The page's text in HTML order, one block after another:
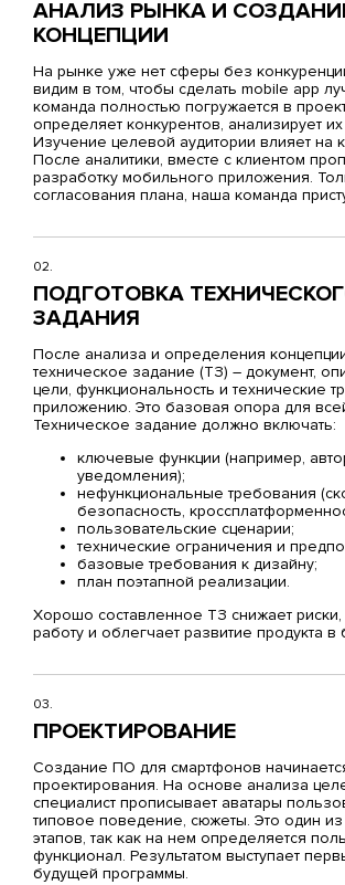
АНАЛИЗ РЫНКА И
КОНЦЕПЦИИ
На рынке уже нет сферы без
видим в том, чтобы сделать mobile app
команда полностью погружается в
определяет конкурентов, анализирует
Изучение целевой аудитории влияет на
После аналитики, вместе с клиентом
разработку мобильного приложения.
согласования плана, наша команда
02.
ПОДГОТОВКА
ЗАДАНИЯ
После анализа и определения
техническое задание (ТЗ) – документ,
цели, функциональность и технические
приложению. Это базовая опора для
Техническое задание должно включать:
ключевые функции (например,
уведомления);
нефункциональные требования
безопасность,
пользовательские сценарии;
технические ограничения и
базовые требования к дизайну;
план поэтапной реализации.
Хорошо составленное ТЗ снижает риски,
работу и облегчает развитие продукта в
03.
ПРОЕКТИРОВАНИЕ
Создание ПО для смартфонов
проектирования. На основе анализа
специалист прописывает аватары
типовое поведение, сюжеты. Это один
этапов, так как на нем определяется
функционал. Результатом выступает
будущей программы.